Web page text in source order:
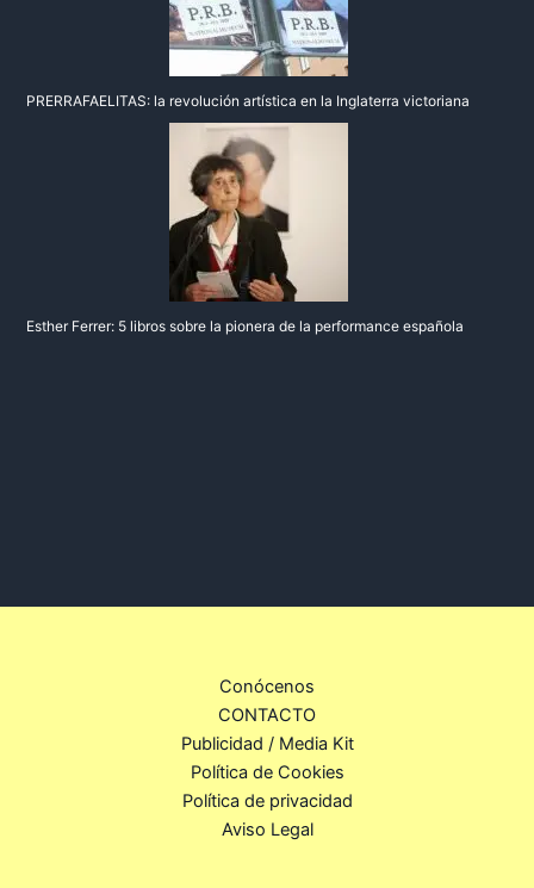
PRERRAFAELITAS: la revolución artística en la Inglaterra victoriana
Esther Ferrer: 5 libros sobre la pionera de la performance española
Conócenos
CONTACTO
Publicidad / Media Kit
Política de Cookies
Política de privacidad
Aviso Legal